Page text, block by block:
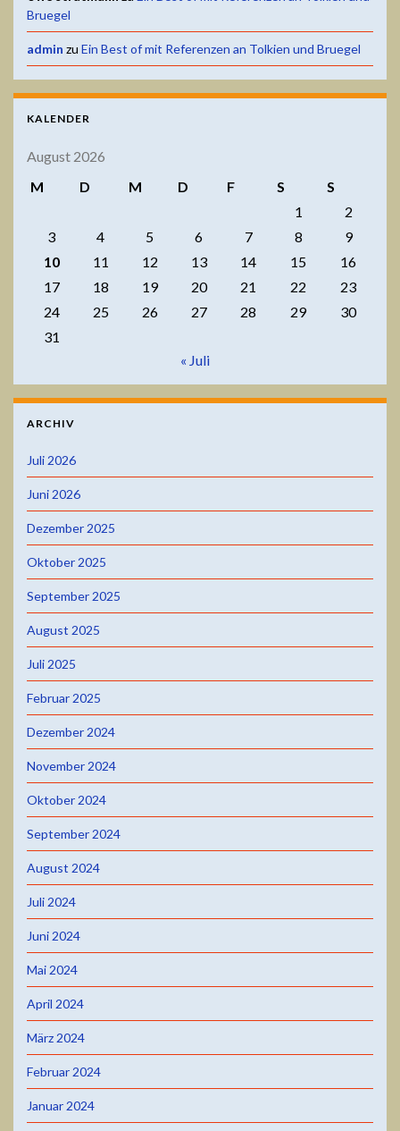
Bruegel
admin zu Ein Best of mit Referenzen an Tolkien und Bruegel
KALENDER
August 2026
M
D M D F S
S
1
2
3
4 5 6 7 8
9
10
11 12 13 14 15
16
17
18 19 20 21 22
23
24
25 26 27 28 29
30
31
« Juli
ARCHIV
Juli 2026
Juni 2026
Dezember 2025
Oktober 2025
September 2025
August 2025
Juli 2025
Februar 2025
Dezember 2024
November 2024
Oktober 2024
September 2024
August 2024
Juli 2024
Juni 2024
Mai 2024
April 2024
März 2024
Februar 2024
Januar 2024